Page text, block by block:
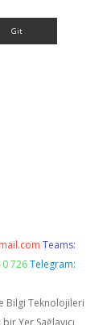
Teams:
726 Telegram:
Bilgi Teknolojileri
Yer Sağlayıcı